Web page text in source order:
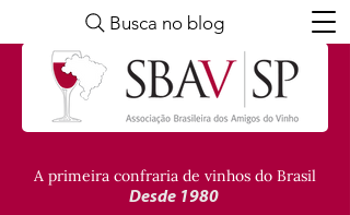
A primeira confraria de vinhos do Brasil
Desde 1980
Busca no blog